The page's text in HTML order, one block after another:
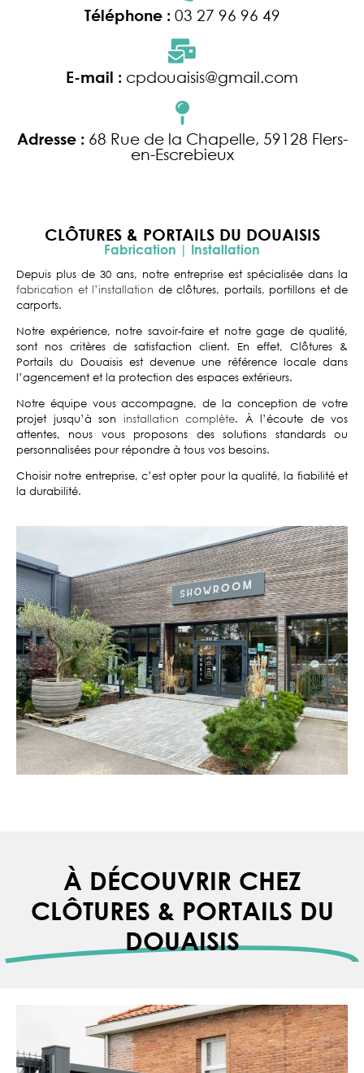
Téléphone : 03 27 96 96 49
E-mail : cpdouaisis@gmail.com
Adresse : 68 Rue de la Chapelle, 59128 Flers-
en-Escrebieux
CLÔTURES & PORTAILS DU DOUAISIS
Fabrication | Installation
Depuis plus de 30 ans, notre entreprise est spécialisée dans la
fabrication et l’installation de clôtures, portails, portillons et de
carports.
Notre expérience, notre savoir-faire et notre gage de qualité,
sont nos critères de satisfaction client. En effet, Clôtures &
Portails du Douaisis est devenue une référence locale dans
l’agencement et la protection des espaces extérieurs.
Notre équipe vous accompagne, de la conception de votre
projet jusqu’à son installation complète. À l’écoute de vos
attentes, nous vous proposons des solutions standards ou
personnalisées pour répondre à tous vos besoins.
Choisir notre entreprise, c’est opter pour la qualité, la fiabilité et
la durabilité.
À DÉCOUVRIR CHEZ
CLÔTURES & PORTAILS DU
DOUAISIS